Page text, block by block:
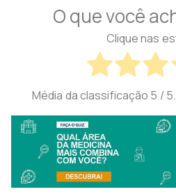
O que você
Clique nas
Média da classificação 5 /